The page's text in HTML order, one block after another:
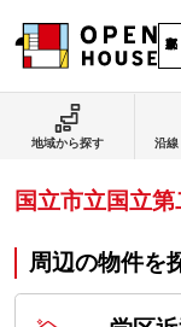
地域から探す 沿線
国立市立国立
周辺の物件を